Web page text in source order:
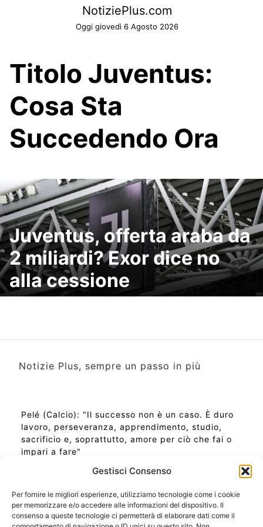
Gestisci Consenso
Per fornire le migliori esperienze, utilizziamo tecnologie come i cookie
per memorizzare e/o accedere alle informazioni del dispositivo. Il
consenso a queste tecnologie ci permetterà di elaborare dati come il
NotiziePlus.com
Oggi giovedì 6 Agosto 2026
Titolo Juventus:
Cosa Sta
Succedendo Ora
Juventus, offerta araba da
2 miliardi? Exor dice no
alla cessione
Notizie Plus, sempre un passo in più
Pelé (Calcio): "Il successo non è un caso. È duro
lavoro, perseveranza, apprendimento, studio,
sacrificio e, soprattutto, amore per ciò che fai o
impari a fare"
Ora Esatta in Italia in questo momento
Ti Senti Strano Ultimamente? Potrebbe Essere per